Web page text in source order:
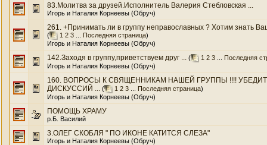
83.Молитва за друзей.Исполнитель Валерия Стебловская ...
Игорь и Наталия Корнеевы (Обруч)
261. +Принимать ли в группу неправославных ? Хотим знать
( 1 2 3 Последняя страница)
Игорь и Наталия Корнеевы (Обруч)
142.Заходя в группу,приветствуем друг ... ( 1 2 3
Последняя
Игорь и Наталия Корнеевы (Обруч)
160. ВОПРОСЫ К СВЯЩЕННИКАМ НАШЕЙ ГРУППЫ !!!!
ДИСКУССИЙ ... ( 1 2 3 Последняя страница)
Игорь и Наталия Корнеевы (Обруч)
ПОМОЩЬ ХРАМУ
р.Б. Василий
3.ОЛЕГ СКОБЛЯ " ПО ИКОНЕ КАТИТСЯ СЛЕЗА"
Игорь и Наталия Корнеевы (Обруч)